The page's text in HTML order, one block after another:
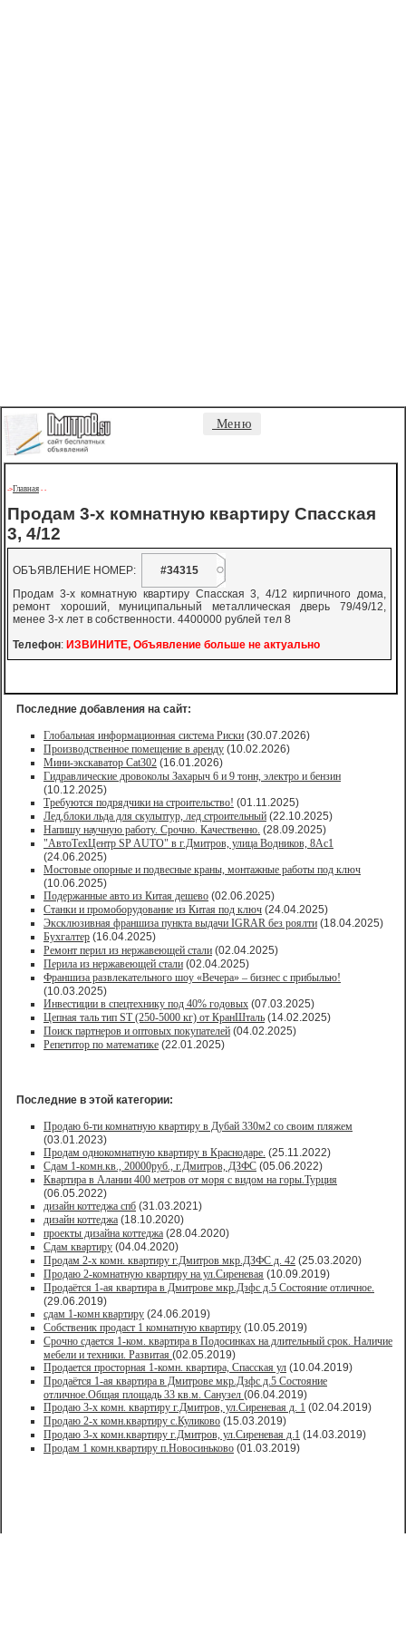
Меню
->Главная - -
Продам 3-х комнатную квартиру Спасская
3, 4/12
ОБЪЯВЛЕНИЕ НОМЕР:
#34315
Продам 3-х комнатную квартиру Спасская 3, 4/12 кирпичного дома,
ремонт хороший, муниципальный металлическая дверь 79/49/12,
менее 3-х лет в собственности. 4400000 рублей тел 8
Телефон: ИЗВИНИТЕ, Объявление больше не актуально
Последние добавления на сайт:
Глобальная информационная система Риски (30.07.2026)
Производственное помещение в аренду (10.02.2026)
Мини-экскаватор Cat302 (16.01.2026)
Гидравлические дровоколы Захарыч 6 и 9 тонн, электро и бензин
(10.12.2025)
Требуются подрядчики на строительство! (01.11.2025)
Лед,блоки льда для скульптур, лед строительный (22.10.2025)
Напишу научную работу. Срочно. Качественно. (28.09.2025)
"АвтоТехЦентр SP AUTO" в г.Дмитров, улица Водников, 8Ас1
(24.06.2025)
Мостовые опорные и подвесные краны, монтажные работы под ключ
(10.06.2025)
Подержанные авто из Китая дешево (02.06.2025)
Станки и промоборудование из Китая под ключ (24.04.2025)
Эксклюзивная франшиза пункта выдачи IGRAR без роялти (18.04.2025)
Бухгалтер (16.04.2025)
Ремонт перил из нержавеющей стали (02.04.2025)
Перила из нержавеющей стали (02.04.2025)
Франшиза развлекательного шоу «Вечера» – бизнес с прибылью!
(10.03.2025)
Инвестиции в спецтехнику под 40% годовых (07.03.2025)
Цепная таль тип ST (250-5000 кг) от КранШталь (14.02.2025)
Поиск партнеров и оптовых покупателей (04.02.2025)
Репетитор по математике (22.01.2025)
Последние в этой категории:
Продаю 6-ти комнатную квартиру в Дубай 330м2 со своим пляжем
(03.01.2023)
Продам однокомнатную квартиру в Краснодаре. (25.11.2022)
Сдам 1-комн.кв., 20000руб., г.Дмитров, ДЗФС (05.06.2022)
Квартира в Алании 400 метров от моря с видом на горы.Турция
(06.05.2022)
дизайн коттеджа спб (31.03.2021)
дизайн коттеджа (18.10.2020)
проекты дизайна коттеджа (28.04.2020)
Сдам квартиру (04.04.2020)
Продам 2-х комн. квартиру г.Дмитров мкр.ДЗФС д. 42 (25.03.2020)
Продаю 2-комнатную квартиру на ул.Сиреневая (10.09.2019)
Продаётся 1-ая квартира в Дмитрове мкр.Дзфс д.5 Состояние отличное.
(29.06.2019)
сдам 1-комн квартиру (24.06.2019)
Собственик продаст 1 комнатную квартиру (10.05.2019)
Срочно сдается 1-ком. квартира в Подосинках на длительный срок. Наличие
мебели и техники. Развитая (02.05.2019)
Продается просторная 1-комн. квартира, Спасская ул (10.04.2019)
Продаётся 1-ая квартира в Дмитрове мкр.Дзфс д.5 Состояние
отличное.Общая площадь 33 кв.м. Санузел (06.04.2019)
Продаю 3-х комн. квартиру г.Дмитров, ул.Сиреневая д. 1 (02.04.2019)
Продаю 2-х комн.квартиру с.Куликово (15.03.2019)
Продаю 3-х комн.квартиру г.Дмитров, ул.Сиреневая д.1 (14.03.2019)
Продам 1 комн.квартиру п.Новосиньково (01.03.2019)